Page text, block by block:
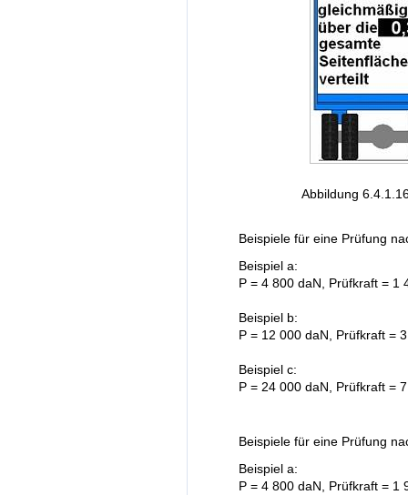
Abbildung
Beispiele für eine Prüfung
Beispiel a:
P = 4 800 daN, Prüfkraft = 1
Beispiel b:
P = 12 000 daN, Prüfkraft =
Beispiel c:
P = 24 000 daN, Prüfkraft =
Beispiele für eine Prüfung
Beispiel a:
P = 4 800 daN, Prüfkraft = 1